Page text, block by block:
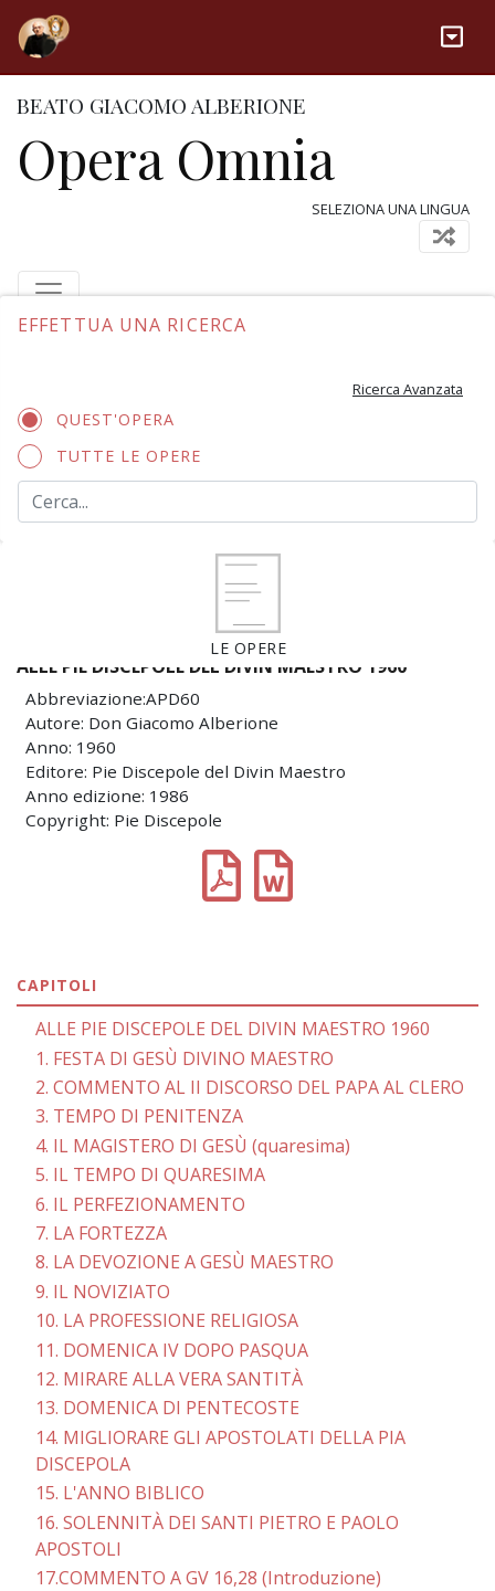
BEATO GIACOMO ALBERIONE
Opera Omnia
SELEZIONA UNA LINGUA
EFFETTUA UNA RICERCA
Ricerca Avanzata
QUEST'OPERA
TUTTE LE OPERE
LE OPERE
ALLE PIE DISCEPOLE DEL DIVIN MAESTRO 1960
Abbreviazione:APD60
Autore: Don Giacomo Alberione
Anno: 1960
Editore: Pie Discepole del Divin Maestro
Anno edizione: 1986
Copyright: Pie Discepole
CAPITOLI
ALLE PIE DISCEPOLE DEL DIVIN MAESTRO 1960
1. FESTA DI GESÙ DIVINO MAESTRO
2. COMMENTO AL II DISCORSO DEL PAPA AL CLERO
3. TEMPO DI PENITENZA
4. IL MAGISTERO DI GESÙ (quaresima)
5. IL TEMPO DI QUARESIMA
6. IL PERFEZIONAMENTO
7. LA FORTEZZA
8. LA DEVOZIONE A GESÙ MAESTRO
9. IL NOVIZIATO
10. LA PROFESSIONE RELIGIOSA
11. DOMENICA IV DOPO PASQUA
12. MIRARE ALLA VERA SANTITÀ
13. DOMENICA DI PENTECOSTE
14. MIGLIORARE GLI APOSTOLATI DELLA PIA
DISCEPOLA
15. L'ANNO BIBLICO
16. SOLENNITÀ DEI SANTI PIETRO E PAOLO
APOSTOLI
17.COMMENTO A GV 16,28 (Introduzione)